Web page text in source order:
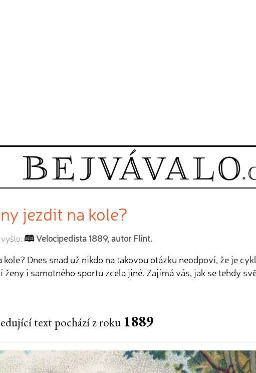
jezdit na kole?
vyšlo: Velocipedista 1889, autor Flint.
Dnes snad už nikdo na takovou otázku neodpoví, že je
i samotného sportu zcela jiné. Zajímá vás, jak se tehdy
text pochází z roku 1889